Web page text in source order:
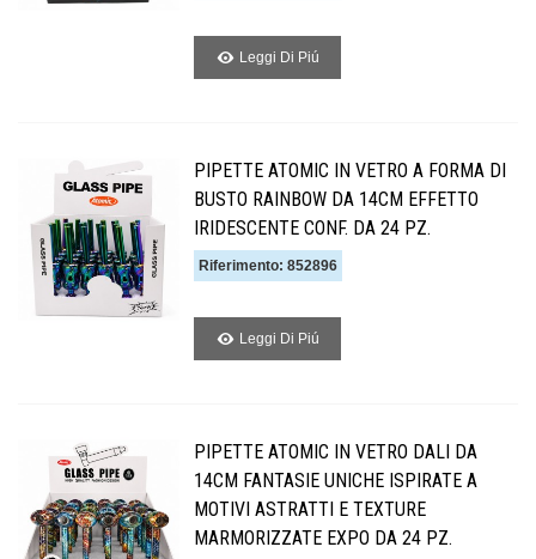
Leggi Di Piú
PIPETTE ATOMIC IN VETRO A FORMA DI
BUSTO RAINBOW DA 14CM EFFETTO
IRIDESCENTE CONF. DA 24 PZ.
Riferimento: 852896
Leggi Di Piú
PIPETTE ATOMIC IN VETRO DALI DA
14CM FANTASIE UNICHE ISPIRATE A
MOTIVI ASTRATTI E TEXTURE
MARMORIZZATE EXPO DA 24 PZ.